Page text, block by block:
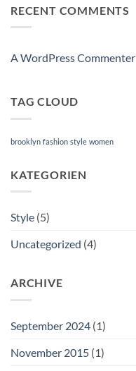
Video
RECENT COMMENTS
A WordPress Commenter
TAG CLOUD
brooklyn fashion style women
KATEGORIEN
Style (5)
Uncategorized (4)
ARCHIVE
September 2024 (1)
November 2015 (1)